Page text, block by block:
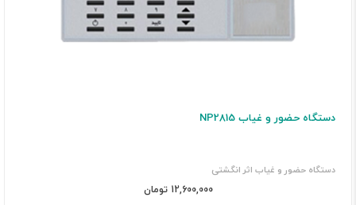
دستگاه حضور و غیاب NP2815
دستگاه حضور و غیاب اثر انگشتی
12,600,000 تومان